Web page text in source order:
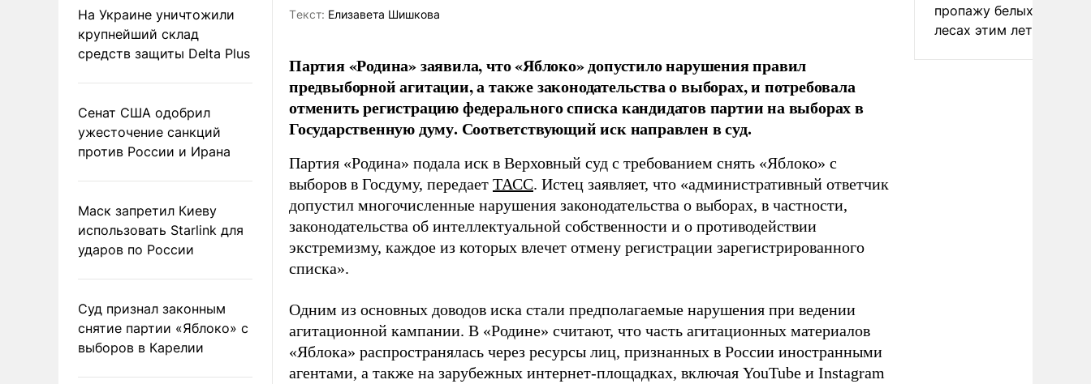
На Украине уничтожили
крупнейший склад
средств защиты Delta Plus
Сенат США одобрил
ужесточение санкций
против России и Ирана
Маск запретил Киеву
использовать Starlink для
ударов по России
Суд признал законным
снятие партии «Яблоко» с
выборов в Карелии
Tекст: Елизавета Шишкова
Партия «Родина» заявила, что «Яблоко» допустило нарушения правил
предвыборной агитации, а также законодательства о выборах, и потребовала
отменить регистрацию федерального списка кандидатов партии на выборах в
Государственную думу. Соответствующий иск направлен в суд.
Партия «Родина» подала иск в Верховный суд с требованием снять «Яблоко» с
выборов в Госдуму, передает ТАСС. Истец заявляет, что «административный ответчик
допустил многочисленные нарушения законодательства о выборах, в частности,
законодательства об интеллектуальной собственности и о противодействии
экстремизму, каждое из которых влечет отмену регистрации зарегистрированного
списка».
Одним из основных доводов иска стали предполагаемые нарушения при ведении
агитационной кампании. В «Родине» считают, что часть агитационных материалов
«Яблока» распространялась через ресурсы лиц, признанных в России иностранными
агентами, а также на зарубежных интернет-площадках, включая YouTube и Instagram
пропажу белых грибов
лесах этим летом